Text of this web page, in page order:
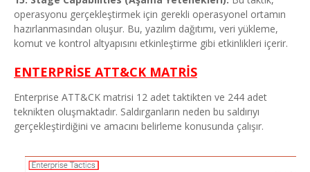
operasyonu gerçekleştirmek için gerekli operasyonel ortamın
hazırlanmasından oluşur. Bu, yazılım dağıtımı, veri yükleme,
komut ve kontrol altyapısını etkinleştirme gibi etkinlikleri içerir.
ENTERPRİSE ATT&CK MATRİS
Enterprise ATT&CK matrisi 12 adet taktikten ve 244 adet
teknikten oluşmaktadır. Saldırganların neden bu saldırıyı
gerçekleştirdiğini ve amacını belirleme konusunda çalışır.